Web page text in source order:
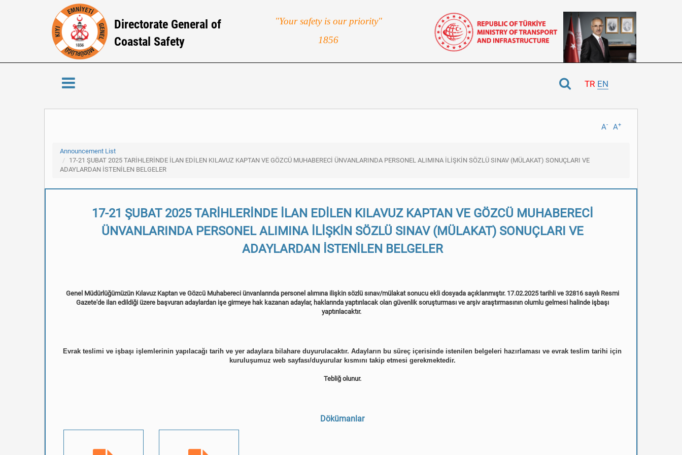
Directorate General of
Coastal Safety
"Your safety is our priority"
1856
TR EN
A+
A-
Announcement List
17-21 ŞUBAT 2025 TARİHLERİNDE İLAN EDİLEN KILAVUZ KAPTAN VE GÖZCÜ MUHABERECİ ÜNVANLARINDA PERSONEL ALIMINA İLİŞKİN SÖZLÜ SINAV (MÜLAKAT) SONUÇLARI VE
ADAYLARDAN İSTENİLEN BELGELER
17-21 ŞUBAT 2025 TARİHLERİNDE İLAN EDİLEN KILAVUZ KAPTAN VE GÖZCÜ MUHABERECİ
ÜNVANLARINDA PERSONEL ALIMINA İLİŞKİN SÖZLÜ SINAV (MÜLAKAT) SONUÇLARI VE
ADAYLARDAN İSTENİLEN BELGELER
Genel Müdürlüğümüzün Kılavuz Kaptan ve Gözcü Muhabereciünvanlarında personel alımına ilişkin sözlü sınav/mülakat sonucu ekli dosyada açıklanmıştır. 17.02.2025 tarihli ve 32816 sayılı Resmi
Gazete'de ilan edildiği üzere başvuran adaylardan işe girmeye hak kazanan adaylar, haklarında yaptırılacak olan güvenlik soruşturması ve arşiv araştırmasının olumlu gelmesi halinde işbaşı
yaptırılacaktır.
Evrak teslimi ve işbaşı işlemlerinin yapılacağı tarih ve yer adaylara bilahare duyurulacaktır. Adayların bu süreç içerisinde istenilen belgeleri hazırlaması ve evrak teslim tarihi için
kuruluşumuz web sayfası/duyurular kısmını takip etmesi gerekmektedir.
Tebliğ olunur.
Dökümanlar